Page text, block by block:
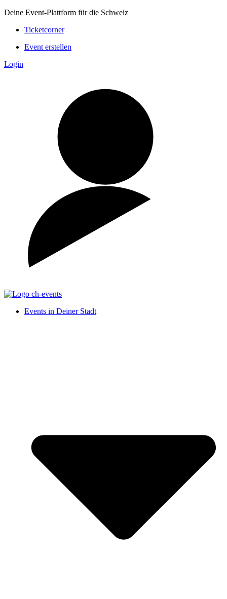
Deine Event-Plattform für die Schweiz
Ticketcorner
Event erstellen
Login
Events in Deiner Stadt